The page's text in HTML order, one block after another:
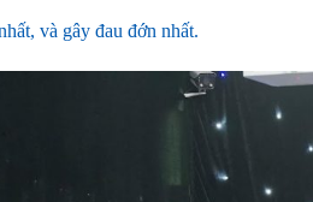
và gây đau đớn nhất.